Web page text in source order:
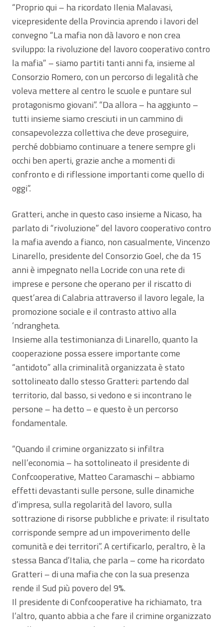
“Proprio qui – ha ricordato Ilenia Malavasi,
vicepresidente della Provincia aprendo i lavori del
convegno “La mafia non dà lavoro e non crea
sviluppo: la rivoluzione del lavoro cooperativo contro
la mafia” – siamo partiti tanti anni fa, insieme al
Consorzio Romero, con un percorso di legalità che
voleva mettere al centro le scuole e puntare sul
protagonismo giovani”. “Da allora – ha aggiunto –
tutti insieme siamo cresciuti in un cammino di
consapevolezza collettiva che deve proseguire,
perché dobbiamo continuare a tenere sempre gli
occhi ben aperti, grazie anche a momenti di
confronto e di riflessione importanti come quello di
oggi”.
Gratteri, anche in questo caso insieme a Nicaso, ha
parlato di “rivoluzione” del lavoro cooperativo contro
la mafia avendo a fianco, non casualmente, Vincenzo
Linarello, presidente del Consorzio Goel, che da 15
anni è impegnato nella Locride con una rete di
imprese e persone che operano per il riscatto di
quest’area di Calabria attraverso il lavoro legale, la
promozione sociale e il contrasto attivo alla
‘ndrangheta.
Insieme alla testimonianza di Linarello, quanto la
cooperazione possa essere importante come
“antidoto” alla criminalità organizzata è stato
sottolineato dallo stesso Gratteri: partendo dal
territorio, dal basso, si vedono e si incontrano le
persone – ha detto – e questo è un percorso
fondamentale.
“Quando il crimine organizzato si infiltra
nell’economia – ha sottolineato il presidente di
Confcooperative, Matteo Caramaschi – abbiamo
effetti devastanti sulle persone, sulle dinamiche
d’impresa, sulla regolarità del lavoro, sulla
sottrazione di risorse pubbliche e private: il risultato
corrisponde sempre ad un impoverimento delle
comunità e dei territori”. A certificarlo, peraltro, è la
stessa Banca d’Italia, che parla – come ha ricordato
Gratteri – di una mafia che con la sua presenza
rende il Sud più povero del 9%.
Il presidente di Confcooperative ha richiamato, tra
l’altro, quanto abbia a che fare il crimine organizzato